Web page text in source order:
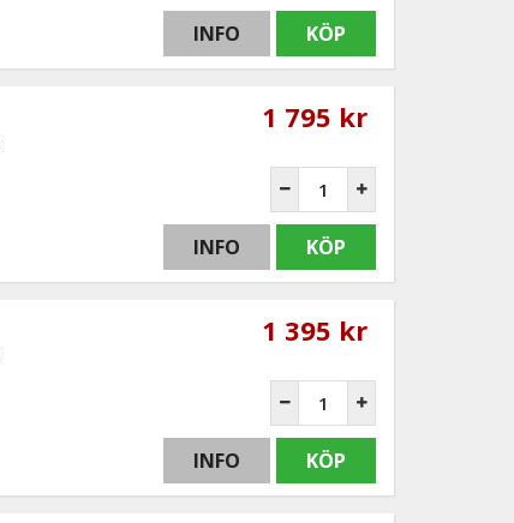
INFO KÖP
1 795 kr
INFO KÖP
1 395 kr
INFO KÖP